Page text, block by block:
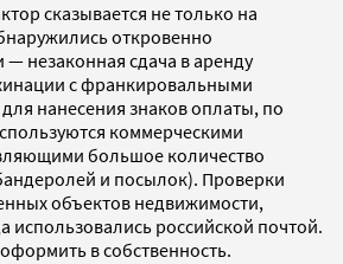
сказывается не только на
откровенно
незаконная сдача в аренду
с франкировальными
нанесения знаков оплаты, по
коммерческими
большое количество
и посылок). Проверки
объектов недвижимости,
использовались российской почтой.
в собственность.